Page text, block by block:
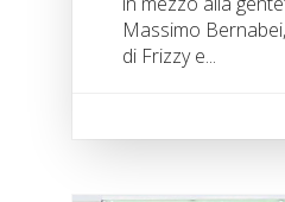
Massimo
di Frizzy e...